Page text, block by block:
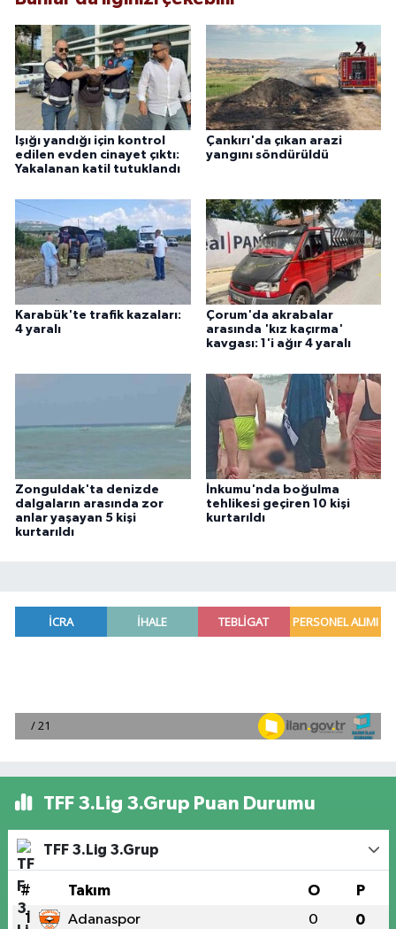
Işığı yandığı için kontrol
edilen evden cinayet çıktı:
Yakalanan katil tutuklandı
Çankırı'da çıkan arazi
yangını söndürüldü
Karabük'te trafik kazaları:
4 yaralı
Çorum'da akrabalar
arasında 'kız kaçırma'
kavgası: 1'i ağır 4 yaralı
Zonguldak'ta denizde
dalgaların arasında zor
anlar yaşayan 5 kişi
kurtarıldı
İnkumu'nda boğulma
tehlikesi geçiren 10 kişi
kurtarıldı
TFF 3.Lig 3.Grup Puan Durumu
TFF 3.Lig 3.Grup
# Takım O P
1 Adanaspor 0 0